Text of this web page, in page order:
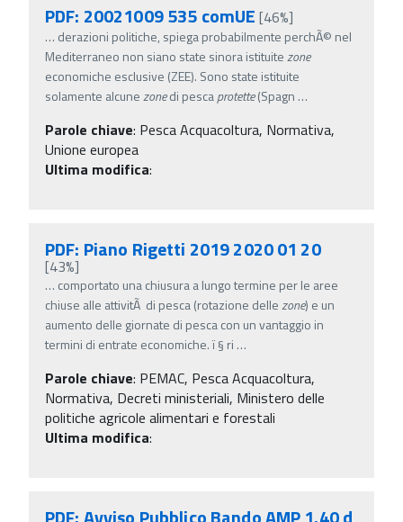
PDF: 20021009 535 comUE [46%]
… derazioni politiche, spiega probabilmente perchÃ© nel
Mediterraneo non siano state sinora istituitezone
economiche esclusive (ZEE). Sono state istituite
solamente alcunezonedi pescaprotette(Spagn …
Parole chiave: Pesca Acquacoltura, Normativa,
Unione europea
Ultima modifica:
PDF: Piano Rigetti 2019 2020 01 20
[43%]
… comportato una chiusura a lungo termine per le aree
chiuse alle attivitÃ di pesca (rotazione dellezone) e un
aumento delle giornate di pesca con un vantaggio in
termini di entrate economiche. ï‚§ ri …
Parole chiave: PEMAC, Pesca Acquacoltura,
Normativa, Decreti ministeriali, Ministero delle
politiche agricole alimentari e forestali
Ultima modifica: